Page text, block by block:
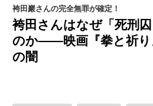
袴田巖さんの完全無罪が確定！
袴田さんはなぜ「死刑
のか――映画『拳と祈り
の闇